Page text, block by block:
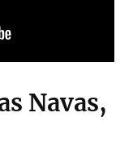
Navas,